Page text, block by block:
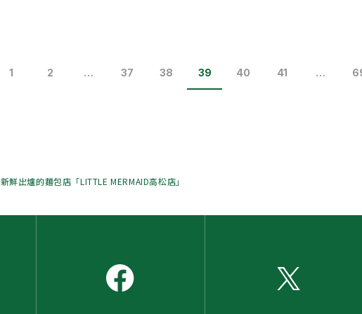
1 2 … 37 38 39 40 41 …
新鮮出爐的麵包店「LITTLE MERMAID高松店」